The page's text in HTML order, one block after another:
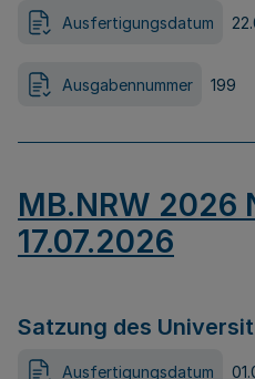
Ausfertigungsdatum
Ausgabennummer 199
MB.NRW 2026
17.07.2026
Satzung des
Ausfertigungsdatum